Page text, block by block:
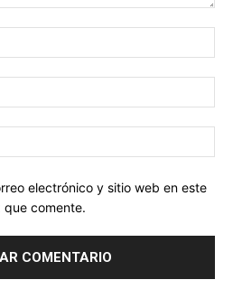
electrónico y sitio web en este
comente.